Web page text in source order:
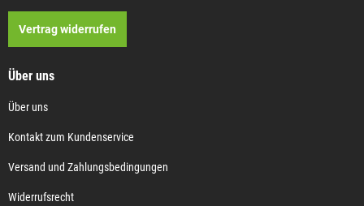
Vertrag widerrufen
Über uns
Über uns
Kontakt zum Kundenservice
Versand und Zahlungsbedingungen
Widerrufsrecht